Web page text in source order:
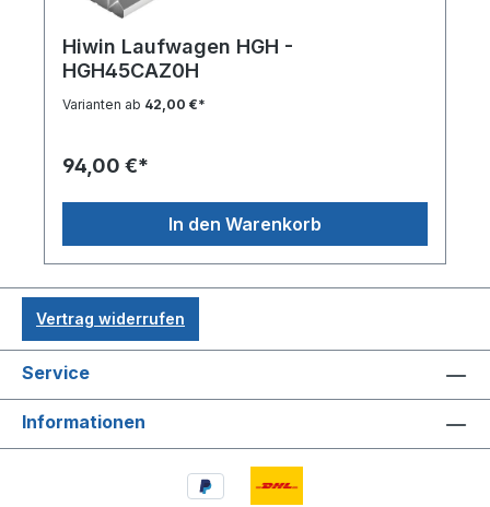
Hiwin Laufwagen HGH -
HGH45CAZ0H
Varianten ab 42,00 €*
94,00 €*
In den Warenkorb
Vertrag widerrufen
Service
Informationen